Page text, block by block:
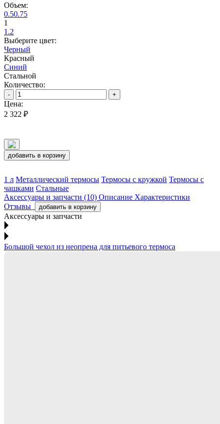
Объем:
0.50.75
1
1.2
Выберите цвет:
Черный
Красный
Синий
Стальной
Количество:
- +
Цена:
2 322 ₽
добавить в корзину
1 л Металлический термосы Термосы с кружкой Термосы с
чашками Стальные
Аксессуары и запчасти (10) Описание Характеристики
Отзывы
добавить в корзину
Аксессуары и запчасти
Большой чехол из неопрена для питьевого термоса